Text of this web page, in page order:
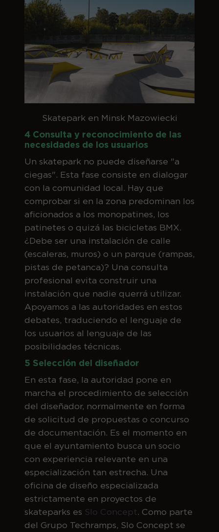
Skatepark en Minsk Mazowiecki
4 Consulta y reconocimiento de las
necesidades de los usuarios
Un skatepark no puede diseñarse "a
ciegas". Esta fase consiste en dialogar
con la comunidad local. Hay que
comprobar si en la zona predominan los
aficionados a los monopatines, los
patinetes o quizá las bicicletas BMX.
¿Debe ser una instalación de calle
(escaleras, muros) o un parque (rampas,
pistas de petanca)? Una consulta
profesional evita construir una
instalación que nadie querrá utilizar.
Apoyamos a las autoridades en estos
debates, traduciendo el lenguaje de
los usuarios al lenguaje de las
posibilidades técnicas.
5 Selección del diseñador
En esta fase, la autoridad pone en
marcha el procedimiento de selección
del diseñador, normalmente en forma
de solicitud de propuestas o concurso
de documentación. Es el momento en
que el ayuntamiento busca un socio
con experiencia relevante en una
especialización tan estrecha. Una
oficina de diseño especializada
estrictamente en proyectos de
skateparks es Slo Concept. Como parte
del Grupo Techramps, Slo Concept se